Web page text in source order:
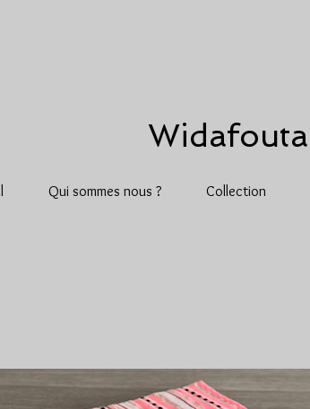
Widafouta
Qui sommes nous ? Collection